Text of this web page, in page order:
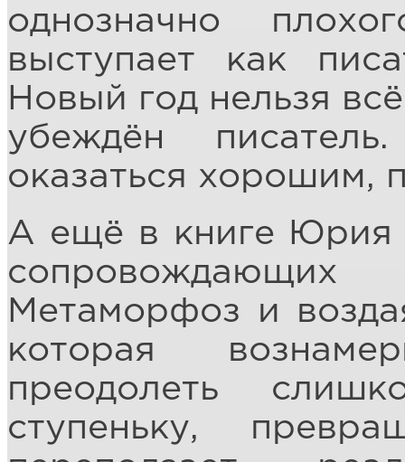
однозначно
выступает как
Новый год нельзя
убеждён
оказаться хорошим,
А ещё в книге Юрия
Метаморфоз и
которая
преодолеть
ступеньку,